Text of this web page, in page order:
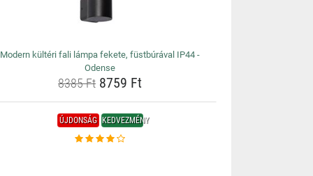
Modern kültéri fali lámpa fekete, füstbúrával IP44 -
Odense
8385 Ft 8759 Ft
ÚJDONSÁG KEDVEZMÉNY